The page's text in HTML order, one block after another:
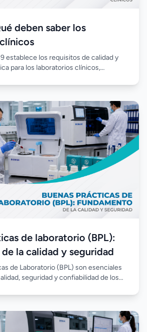
deben saber los
establece los requisitos de calidad y
para los laboratorios clínicos,
Su implementación fortalece la
la confianza en cada análisis realizado.
de laboratorio (BPL):
la calidad y seguridad
de Laboratorio (BPL) son esenciales
seguridad y confiabilidad de los
reducir errores, fortalecer el